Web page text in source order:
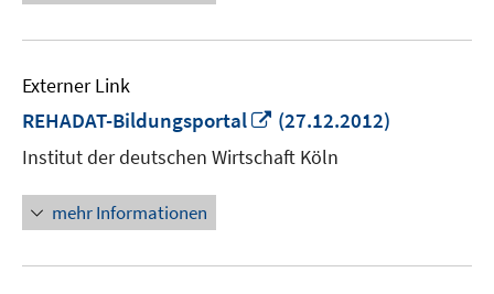
Externer Link
REHADAT-Bildungsportal
In
neuem
Fenster
(27.12.2012)
Institut der deutschen Wirtschaft Köln
mehr Informationen